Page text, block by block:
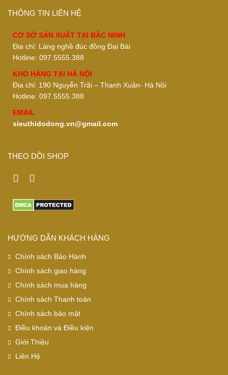
THÔNG TIN LIÊN HỆ
CƠ SỞ SẢN XUẤT TẠI BẮC NINH
Địa chỉ: Làng nghề đúc đồng Đại Bái
Hotline: 097.5555.388
KHO HÀNG TẠI HÀ NỘI
Địa chỉ: 190 Nguyễn Trãi – Thanh Xuân- Hà Nội
Hotline: 097.5555.388
EMAIL
sieuthidodong.vn@gmail.com
THEO DÕI SHOP
HƯỚNG DẪN KHÁCH HÀNG
Chính sách Bảo Hành
Chính sách giao hàng
Chính sách mua hàng
Chính sách Thanh toán
Chính sách bảo mật
Điều khoản và Điều kiện
Giới Thiệu
Liên Hệ